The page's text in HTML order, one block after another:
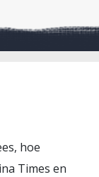
hoe
Times en